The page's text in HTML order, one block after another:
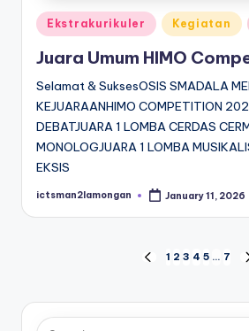
Posted
in
Ekstrakurikuler Kegiatan
Juara Umum HIMO
Selamat & SuksesOSIS SMADALA
KEJUARAANHIMO COMPETITION
DEBATJUARA 1 LOMBA CERDAS
MONOLOGJUARA 1 LOMBA
EKSIS
Posted
ictsman2lamongan January 11, 2026
navigation
PREVIOUS
1 2 3 4 5 … 7